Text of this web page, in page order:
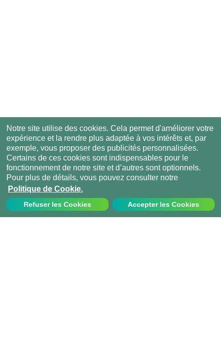
Notre site utilise des cookies. Cela permet d'améliorer votre
expérience et la rendre plus adaptée à vos intérêts et, par
exemple, vous proposer des publicités personnalisées.
Certains de ces cookies sont indispensables pour le
fonctionnement de notre site et d’autres sont optionnels.
Pour plus de détails, vous pouvez consulter notre
Politique de Cookie.
Refuser les Cookies Accepter les Cookies